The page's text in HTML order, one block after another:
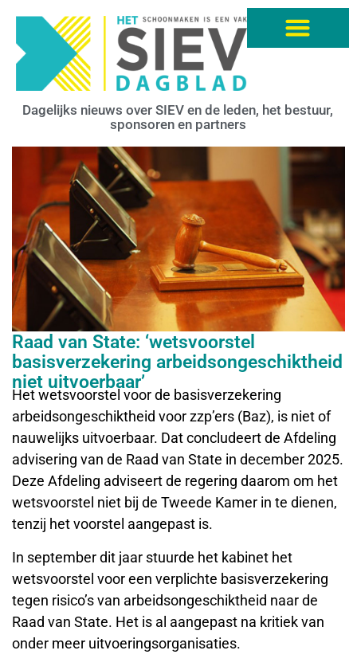
Dagelijks nieuws over SIEV en de leden, het bestuur,
sponsoren en partners
Raad van State: ‘wetsvoorstel
basisverzekering arbeidsongeschiktheid
niet uitvoerbaar’
Het wetsvoorstel voor de basisverzekering
arbeidsongeschiktheid voor zzp’ers (Baz), is niet of
nauwelijks uitvoerbaar. Dat concludeert de Afdeling
advisering van de Raad van State in december 2025.
Deze Afdeling adviseert de regering daarom om het
wetsvoorstel niet bij de Tweede Kamer in te dienen,
tenzij het voorstel aangepast is.
In september dit jaar stuurde het kabinet het
wetsvoorstel voor een verplichte basisverzekering
tegen risico’s van arbeidsongeschiktheid naar de
Raad van State. Het is al aangepast na kritiek van
onder meer uitvoeringsorganisaties.